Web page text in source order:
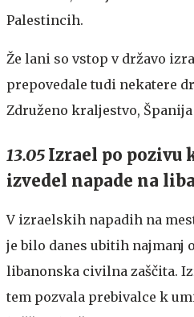
Palestincih.
Že lani so vstop v državo
prepovedale tudi nekatere
Združeno kraljestvo,
13.05 Izrael po pozivu
izvedel napade na
V izraelskih napadih na
je bilo danes ubitih najmanj
libanonska civilna zaščita.
tem pozvala prebivalce k